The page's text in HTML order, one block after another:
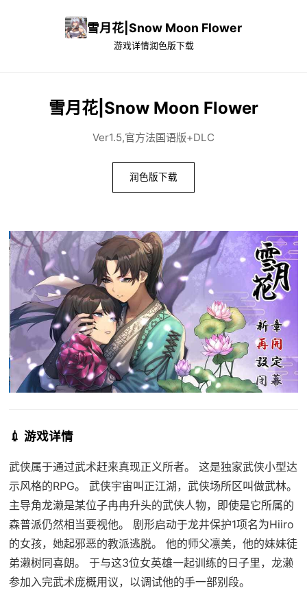
雪月花|Snow Moon Flower
游戏详情润色版下载
雪月花|Snow Moon Flower
Ver1.5,官方法国语版+DLC
润色版下载
💉 游戏详情
武侠属于通过武术赶来真现正义所者。 这是独家武侠小型达
示风格的RPG。 武侠宇宙叫正江湖，武侠场所区叫做武林。
主导角龙濑是某位子冉冉升头的武侠人物，即使是它所属的
森普派仍然相当要视他。 剧形启动于龙井保护1项名为Hiiro
的女孩，她起邪恶的教派逃脱。 他的师父凛美，他的妹妹徒
弟濑树同喜朗。 于与这3位女英雄一起训练的日子里，龙濑
参加入完武术庞概用议，以调试他的手一部别段。